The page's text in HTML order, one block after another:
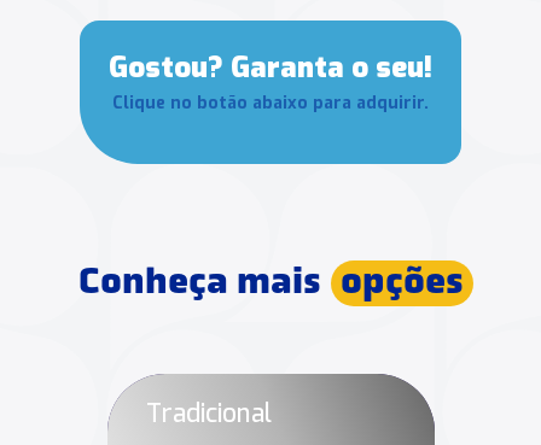
Gostou? Garanta o seu!
Clique no botão abaixo para adquirir.
Conheça mais opções
Tradicional